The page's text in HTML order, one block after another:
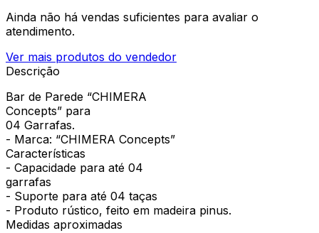
Ainda não há vendas suficientes para avaliar o
atendimento.
Ver mais produtos do vendedor
Descrição
Bar de Parede “CHIMERA
Concepts” para
04 Garrafas.
- Marca: “CHIMERA Concepts”
Características
- Capacidade para até 04
garrafas
- Suporte para até 04 taças
- Produto rústico, feito em madeira pinus.
Medidas aproximadas